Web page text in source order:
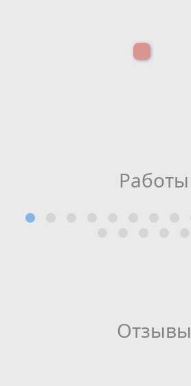
Работы
Отзывы